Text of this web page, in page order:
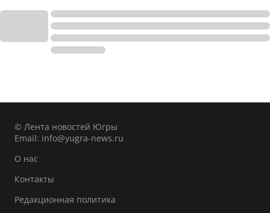
© Лента новостей Югры
Email: info@yugra-news.ru
О нас
Контакты
Редакционная политика